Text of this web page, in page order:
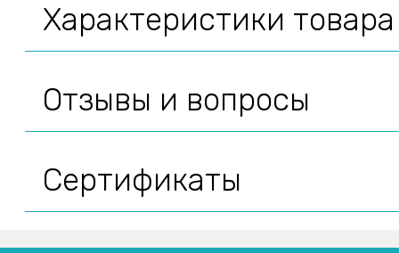
Характеристики товара
Отзывы и вопросы
Сертификаты